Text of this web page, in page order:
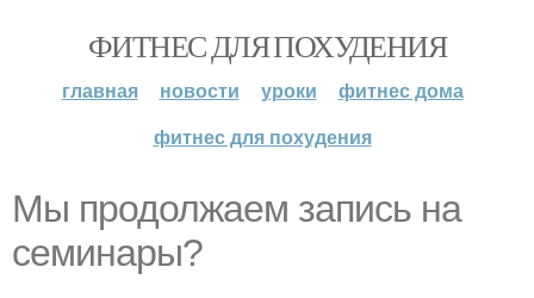
ФИТНЕС ДЛЯ ПОХУДЕНИЯ
главная новости уроки
фитнес дома
фитнес для похудения
Мы продолжаем запись на
семинары?